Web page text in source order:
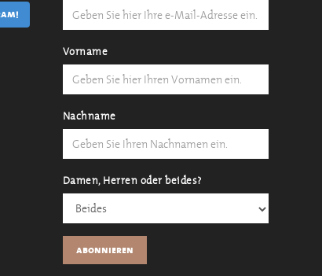
Vorname
Nachname
Damen, Herren oder beides?